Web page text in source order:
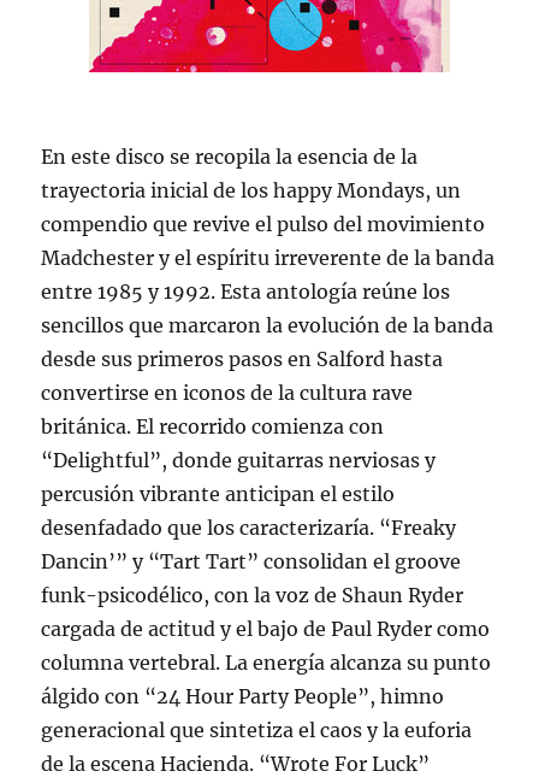
En este disco se recopila la esencia de la
trayectoria inicial de los happy Mondays, un
compendio que revive el pulso del movimiento
Madchester y el espíritu irreverente de la banda
entre 1985 y 1992. Esta antología reúne los
sencillos que marcaron la evolución de la banda
desde sus primeros pasos en Salford hasta
convertirse en iconos de la cultura rave
británica. El recorrido comienza con
“Delightful”, donde guitarras nerviosas y
percusión vibrante anticipan el estilo
desenfadado que los caracterizaría. “Freaky
Dancin’” y “Tart Tart” consolidan el groove
funk-psicodélico, con la voz de Shaun Ryder
cargada de actitud y el bajo de Paul Ryder como
columna vertebral. La energía alcanza su punto
álgido con “24 Hour Party People”, himno
generacional que sintetiza el caos y la euforia
de la escena Hacienda. “Wrote For Luck”